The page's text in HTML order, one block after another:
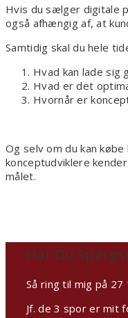
Hvis du sælger digitale
også afhængig af, at
Samtidig skal du hele
Hvad kan lade sig
Hvad er det
Hvornår er
Og selv om du kan
konceptudviklere
målet.
Har Du
Så ring til mig på
Jf. de 3 spor er mit